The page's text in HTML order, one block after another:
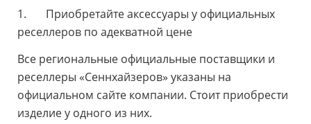
1. Приобретайте аксессуары у официальных
реселлеров по адекватной цене
Все региональные официальные поставщики и
реселлеры «Сеннхайзеров» указаны на
официальном сайте компании. Стоит приобрести
изделие у одного из них.